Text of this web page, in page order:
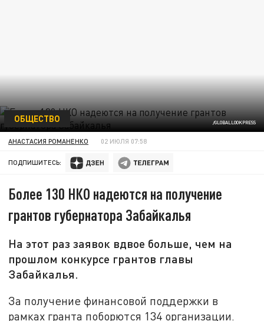
/GLOBALLOOKPRESS
ОБЩЕСТВО
АНАСТАСИЯ РОМАНЕНКО 02 ИЮЛЯ 07:58
ПОДПИШИТЕСЬ:
Более 130 НКО надеются на получение
грантов губернатора Забайкалья
На этот раз заявок вдвое больше, чем на
прошлом конкурсе грантов главы
Забайкалья.
За получение финансовой поддержки в
рамках гранта поборются 134 организации.